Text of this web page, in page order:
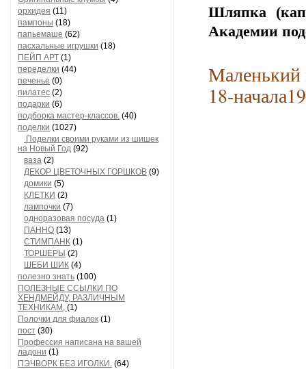
орхидея (11)
пампоны (18)
папьемаше (62)
пасхальные игрушки (18)
ПЕЙП АРТ (1)
переделки (44)
печенье (0)
пилатес (2)
подарки (6)
подборка мастер-классов. (40)
поделки (1027)
Поделки своими руками из шишек
на Новый Год (92)
ваза (2)
ДЕКОР ЦВЕТОЧНЫХ ГОРШКОВ (9)
домики (5)
КЛЕТКИ (2)
лампочки (7)
одноразовая посуда (1)
ПАННО (13)
СТИМПАНК (1)
ТОРШЕРЫ (2)
ШЕБИ ШИК (4)
полезно знать (100)
ПОЛЕЗНЫЕ ССЫЛКИ ПО
ХЕНДМЕЙДУ, РАЗЛИЧНЫМ
ТЕХНИКАМ, (1)
Полочки для фиалок (1)
пост (30)
Профессия написана на вашей
ладони (1)
ПЭЧВОРК БЕЗ ИГОЛКИ. (64)
Шляпка
Академии
Маленький
18-